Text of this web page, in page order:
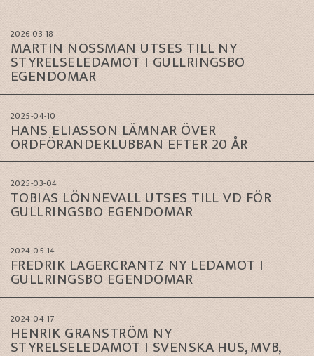
2026-03-18
MARTIN NOSSMAN UTSES TILL NY
STYRELSELEDAMOT I GULLRINGSBO
EGENDOMAR
2025-04-10
HANS ELIASSON LÄMNAR ÖVER
ORDFÖRANDEKLUBBAN EFTER 20 ÅR
2025-03-04
TOBIAS LÖNNEVALL UTSES TILL VD FÖR
GULLRINGSBO EGENDOMAR
2024-05-14
FREDRIK LAGERCRANTZ NY LEDAMOT I
GULLRINGSBO EGENDOMAR
2024-04-17
HENRIK GRANSTRÖM NY
STYRELSELEDAMOT I SVENSKA HUS, MVB,